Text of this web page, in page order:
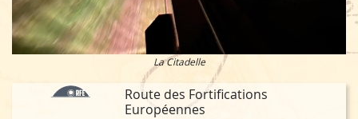
La Citadelle
Route des Fortifications
Européennes